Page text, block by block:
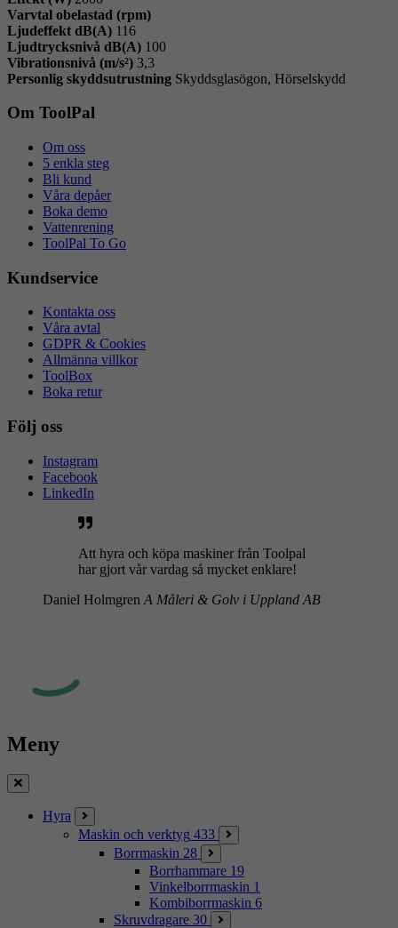
Varvtal obelastad (rpm)
Ljudeffekt dB(A) 116
Ljudtrycksnivå dB(A) 100
Vibrationsnivå (m/s²) 3,3
Personlig skyddsutrustning Skyddsglasögon, Hörselskydd
Om ToolPal
Om oss
5 enkla steg
Bli kund
Våra depåer
Boka demo
Vattenrening
ToolPal To Go
Kundservice
Kontakta oss
Våra avtal
GDPR & Cookies
Allmänna villkor
ToolBox
Boka retur
Följ oss
Instagram
Facebook
LinkedIn
Att hyra och köpa maskiner från Toolpal
har gjort vår vardag så mycket enklare!
Daniel Holmgren A Måleri & Golv i Uppland AB
Meny
Stäng
Hyra
Maskin och verktyg 433
Borrmaskin 28
Borrhammare 19
Vinkelborrmaskin 1
Kombiborrmaskin 6
Skruvdragare 30